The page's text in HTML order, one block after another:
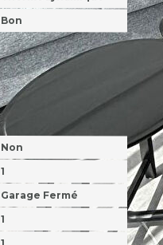
Bon
Non
1
Garage Fermé
1
1